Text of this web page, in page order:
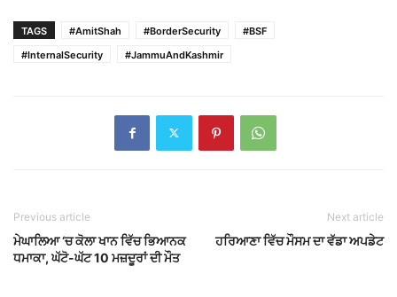
TAGS #AmitShah #BorderSecurity
#BSF
#InternalSecurity
#JammuAndKashmir
Previous article
ਮੇਘਾਲਿਆ ‘ਚ ਕੋਲਾ ਖਾਨ ਵਿੱਚ ਭਿਆਨਕ
ਧਮਾਕਾ, ਘੱਟੋ-ਘੱਟ 10 ਮਜ਼ਦੂਰਾਂ ਦੀ ਮੌਤ
Next article
ਹਰਿਆਣਾ ਵਿੱਚ ਮੌਸਮ ਦਾ ਵੱਡਾ ਅਪਡੇਟ